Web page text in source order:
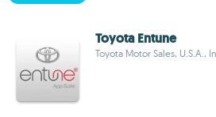
Toyota Entune
Toyota Motor Sales, U.S.A., In